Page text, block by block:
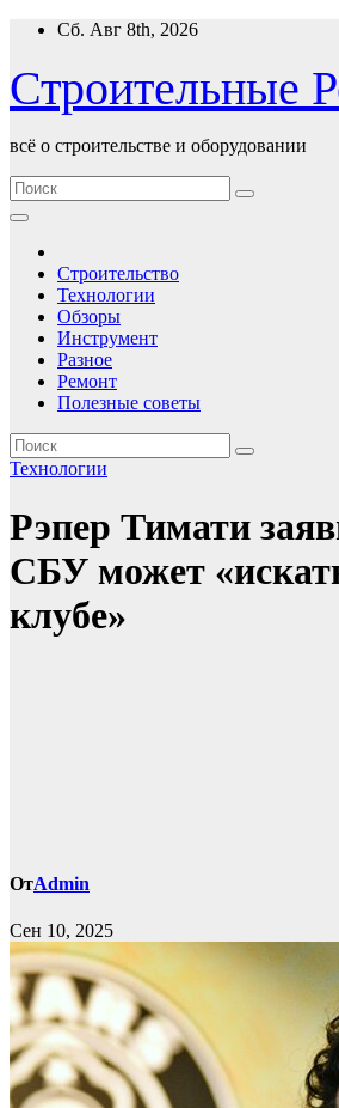
Перейти
содержимому
Сб. Авг 8th, 2026
Строительные
всё о строительстве и оборудовании
Строительство
Технологии
Обзоры
Инструмент
Разное
Ремонт
Полезные советы
Технологии
Рэпер Тимати
СБУ может
клубе»
ОтAdmin
Сен 10, 2025